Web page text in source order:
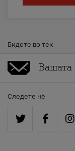
Бидете во тек
Следете нè